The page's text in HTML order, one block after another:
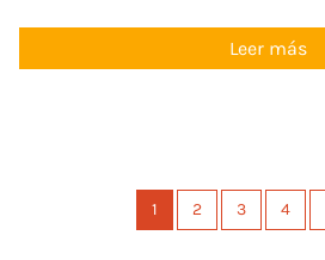
Leer más
1 2 3 4